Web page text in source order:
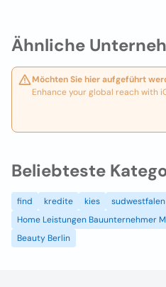
Ähnliche
Möchten Sie hier aufgeführt
Enhance your global reach with
Beliebteste
find kredite kies sudwestfalen
Home Leistungen Bauunternehmer
Beauty Berlin